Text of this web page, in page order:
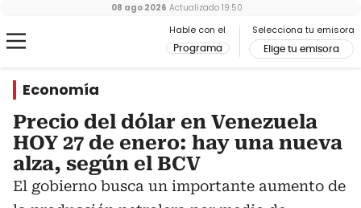
Hable con el
Programa
Selecciona tu emisora
Elige tu emisora
08 ago 2026 Actualizado 19:50
Economía
Precio del dólar en Venezuela
HOY 27 de enero: hay una nueva
alza, según el BCV
El gobierno busca un importante aumento de